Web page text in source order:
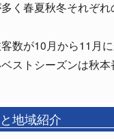
く春夏秋冬それぞ
数が10月から11月
ストシーズンは秋
地域紹介